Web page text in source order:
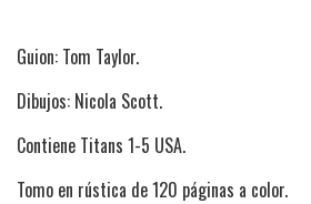
Guion: Tom Taylor.
Dibujos: Nicola Scott.
Contiene Titans 1-5 USA.
Tomo en rústica de 120 páginas a color.